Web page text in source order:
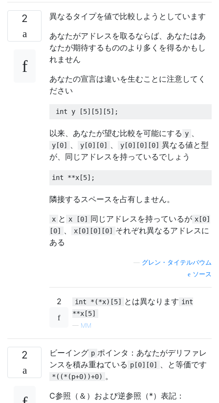
2
異なるタイプを値で比較しようとしています
あなたがアドレスを取るならば、あなたはあ
なたが期待するもののより多くを得るかもし
れません
あなたの宣言は違いを生むことに注意してく
ださい
int y [5][5][5];
以来、あなたが望む比較を可能にする y 、
y[0] 、 y[0][0] 、 y[0][0][0] 異なる値と型
が、同じアドレスを持っているでしょう
int **x [5];
隣接するスペースを占有しません。
x と x [0] 同じアドレスを持っているが x[0]
[0]
、 x[0][0][0]
それぞれ異なるアドレスに
ある
グレン・タイテルバウム
ソース
2 int *(*x)[5] とは異なります int
**x[5]
— MM
2 ビーイング p ポインタ：あなたがデリファレ
ンスを積み重ねている p[0][0] 、と等価です
*((*(p+0))+0) 。
C参照（＆）および逆参照（*）表記：